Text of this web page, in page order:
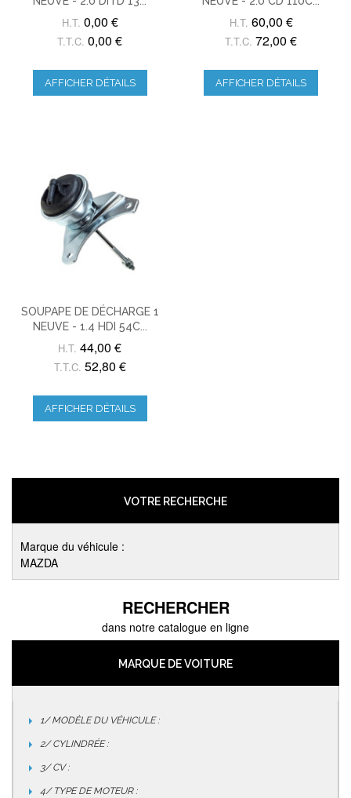
H.T. 0,00 €
T.T.C. 0,00 €
AFFICHER DÉTAILS
H.T. 60,00 €
T.T.C. 72,00 €
AFFICHER DÉTAILS
SOUPAPE DE DÉCHARGE 1
NEUVE - 1.4 HDI 54C...
H.T. 44,00 €
T.T.C. 52,80 €
AFFICHER DÉTAILS
VOTRE RECHERCHE
Marque du véhicule :
MAZDA
RECHERCHER
dans notre catalogue en ligne
MARQUE DE VOITURE
1/ MODÈLE DU VÉHICULE :
2/ CYLINDRÉE :
3/ CV :
4/ TYPE DE MOTEUR :